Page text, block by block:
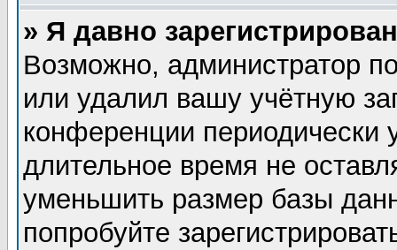
» Я давно
Возможно, администратор
или удалил вашу учётную
конференции периодически
длительное время не
уменьшить размер базы
попробуйте